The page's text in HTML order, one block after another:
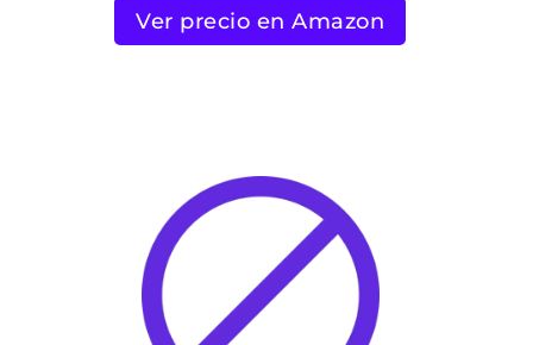
Ver precio en Amazon